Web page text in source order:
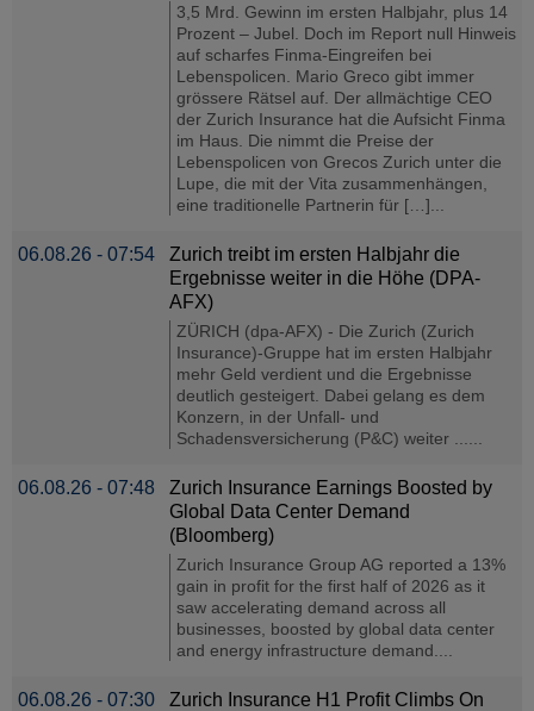
3,5 Mrd. Gewinn im ersten Halbjahr, plus 14
Prozent – Jubel. Doch im Report null Hinweis
auf scharfes Finma-Eingreifen bei
Lebenspolicen. Mario Greco gibt immer
grössere Rätsel auf. Der allmächtige CEO
der Zurich Insurance hat die Aufsicht Finma
im Haus. Die nimmt die Preise der
Lebenspolicen von Grecos Zurich unter die
Lupe, die mit der Vita zusammenhängen,
eine traditionelle Partnerin für […]...
06.08.26 - 07:54
Zurich treibt im ersten Halbjahr die
Ergebnisse weiter in die Höhe (DPA-
AFX)
ZÜRICH (dpa-AFX) - Die Zurich (Zurich
Insurance)-Gruppe hat im ersten Halbjahr
mehr Geld verdient und die Ergebnisse
deutlich gesteigert. Dabei gelang es dem
Konzern, in der Unfall- und
Schadensversicherung (P&C) weiter ......
06.08.26 - 07:48
Zurich Insurance Earnings Boosted by
Global Data Center Demand
(Bloomberg)
Zurich Insurance Group AG reported a 13%
gain in profit for the first half of 2026 as it
saw accelerating demand across all
businesses, boosted by global data center
and energy infrastructure demand....
06.08.26 - 07:30
Zurich Insurance H1 Profit Climbs On